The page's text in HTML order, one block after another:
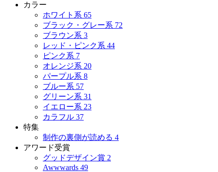
カラー
ホワイト系 65
ブラック・グレー系 72
ブラウン系 3
レッド・ピンク系 44
ピンク系 7
オレンジ系 20
パープル系 8
ブルー系 57
グリーン系 31
イエロー系 23
カラフル 37
特集
制作の裏側が読める 4
アワード受賞
グッドデザイン賞 2
Awwwards 49